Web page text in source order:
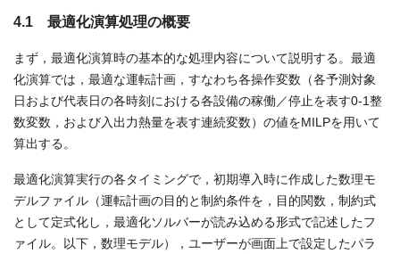
4.1 最適化演算処理の概要
まず，最適化演算時の基本的な処理内容について説明する。最適
化演算では，最適な運転計画，すなわち各操作変数（各予測対象
日および代表日の各時刻における各設備の稼働／停止を表す0-1整
数変数，および入出力熱量を表す連続変数）の値をMILPを用いて
算出する。
最適化演算実行の各タイミングで，初期導入時に作成した数理モ
デルファイル（運転計画の目的と制約条件を，目的関数，制約式
として定式化し，最適化ソルバーが読み込める形式で記述したフ
ァイル。以下，数理モデル），ユーザーが画面上で設定したパラ